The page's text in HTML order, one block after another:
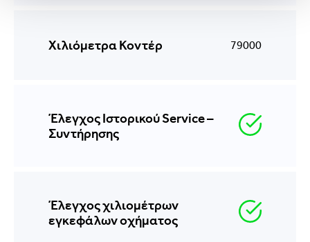
Χιλιόμετρα Κοντέρ 79000
Έλεγχος Ιστορικού Service –
Συντήρησης
Έλεγχος χιλιομέτρων
εγκεφάλων οχήματος